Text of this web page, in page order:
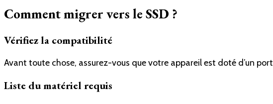
Comment migrer vers le SSD ?
Vérifiez la compatibilité
Avant toute chose, assurez-vous que votre appareil est doté d’un port
Liste du matériel requis